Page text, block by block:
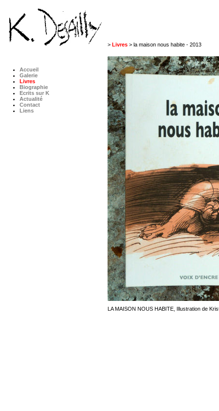
Accueil
Galerie
Livres
Biographie
Ecrits sur K
Actualité
Contact
Liens
> Livres > la maison nous habite - 2013
LA MAISON NOUS HABITE, Illustration de